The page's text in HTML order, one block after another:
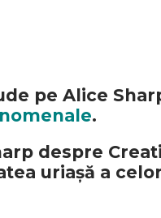
pe Alice
.
despre
uriașă a